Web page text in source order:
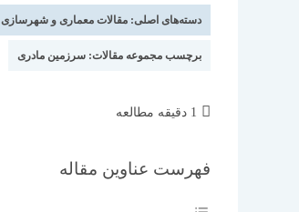
است:
نوشته:
دسته‌های اصلی:مقالات معماری و شهرسازی
برچسب مجموعه مقالات:سرزمین مادری
زمان
1 دقیقه مطالعه
فهرست عناوین مقاله